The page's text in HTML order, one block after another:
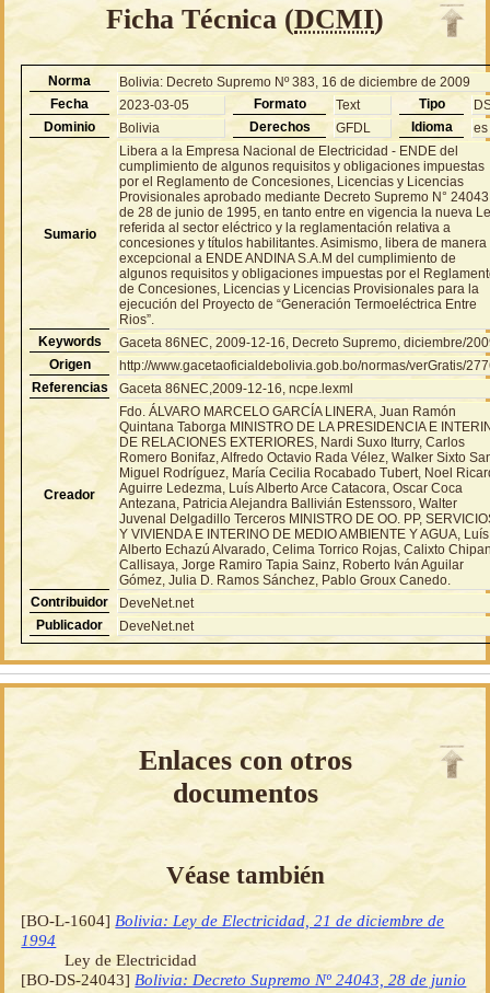
Ficha Técnica (DCMI)
Norma
Bolivia: Decreto Supremo Nº 383, 16 de diciembre de 2009
Fecha
2023-03-05 Formato Text Tipo
Dominio
Bolivia Derechos GFDL Idioma es
Sumario
Libera a la Empresa Nacional de Electricidad - ENDE del
cumplimiento de algunos requisitos y obligaciones impuestas
por el Reglamento de Concesiones, Licencias y Licencias
Provisionales aprobado mediante Decreto Supremo N°
de 28 de junio de 1995, en tanto entre en vigencia la nueva
referida al sector eléctrico y la reglamentación relativa a
concesiones y títulos habilitantes. Asimismo, libera de manera
excepcional a ENDE ANDINA S.A.M del cumplimiento de
algunos requisitos y obligaciones impuestas por el
de Concesiones, Licencias y Licencias Provisionales para la
ejecución del Proyecto de “Generación Termoeléctrica Entre
Rios”.
Keywords
Gaceta 86NEC, 2009-12-16, Decreto Supremo, diciembre/
Origen
http://www.gacetaoficialdebolivia.gob.bo/normas/verGratis/
Referencias
Gaceta 86NEC,2009-12-16, ncpe.lexml
Creador
Fdo. ÁLVARO MARCELO GARCÍA LINERA, Juan Ramón
Quintana Taborga MINISTRO DE LA PRESIDENCIA E
DE RELACIONES EXTERIORES, Nardi Suxo Iturry, Carlos
Romero Bonifaz, Alfredo Octavio Rada Vélez, Walker Sixto
Miguel Rodríguez, María Cecilia Rocabado Tubert, Noel
Aguirre Ledezma, Luís Alberto Arce Catacora, Oscar Coca
Antezana, Patricia Alejandra Ballivián Estenssoro, Walter
Juvenal Delgadillo Terceros MINISTRO DE OO. PP,
Y VIVIENDA E INTERINO DE MEDIO AMBIENTE Y AGUA, Luís
Alberto Echazú Alvarado, Celima Torrico Rojas, Calixto
Callisaya, Jorge Ramiro Tapia Sainz, Roberto Iván Aguilar
Gómez, Julia D. Ramos Sánchez, Pablo Groux Canedo.
Contribuidor
DeveNet.net
Publicador
DeveNet.net
Enlaces con otros
documentos
Véase también
[BO-L-1604] Bolivia: Ley de Electricidad, 21 de diciembre de
1994
Ley de Electricidad
[BO-DS-24043] Bolivia: Decreto Supremo Nº 24043, 28 de junio